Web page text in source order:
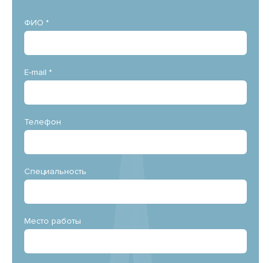
ФИО *
E-mail *
Телефон
Специальность
Место работы